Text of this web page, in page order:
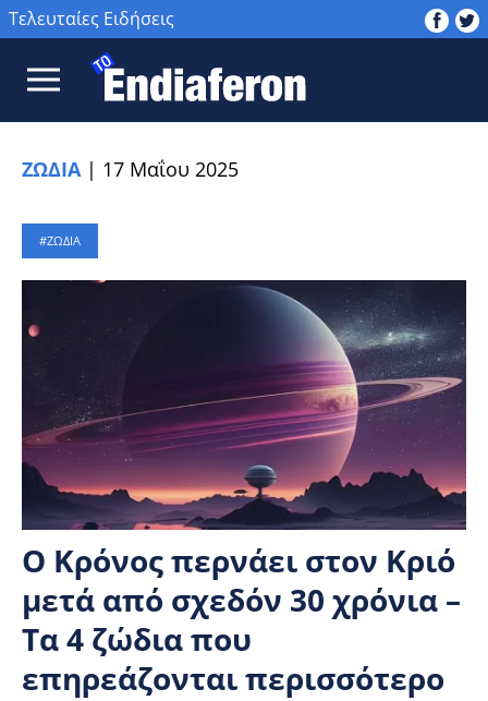
Τελευταίες Ειδήσεις
ΖΩΔΙΑ | 17 Μαΐου 2025
ΖΩΔΙΑ
Ο Κρόνος περνάει στον Κριό
μετά από σχεδόν 30 χρόνια –
Τα 4 ζώδια που
επηρεάζονται περισσότερο